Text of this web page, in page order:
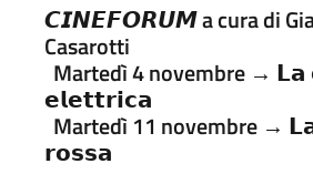
𝘾𝙄𝙉𝙀𝙁𝙊𝙍𝙐𝙈 a cura di
Casarotti
Martedì 4 novembre →
𝗲𝗹𝗲𝘁𝘁𝗿𝗶𝗰𝗮
Martedì 11 novembre →
𝗿𝗼𝘀𝘀𝗮